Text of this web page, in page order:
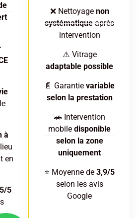
à
en
5
❌ Nettoyage non
systématique après
intervention
⚠️ Vitrage
adaptable possible
📄 Garantie variable
selon la prestation
🚗 Intervention
mobile disponible
selon la zone
uniquement
⭐ Moyenne de 3,9/5
selon les avis
Google